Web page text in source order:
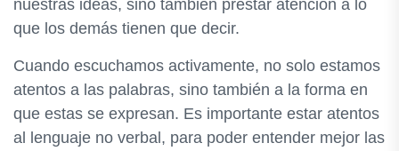
nuestras ideas, sino también prestar atención a lo
que los demás tienen que decir.
Cuando escuchamos activamente, no solo estamos
atentos a las palabras, sino también a la forma en
que estas se expresan. Es importante estar atentos
al lenguaje no verbal, para poder entender mejor las